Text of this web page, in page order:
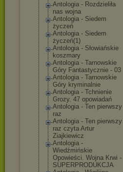
Antologia - Rozdzieliła
nas wojna
Antologia - Siedem
życzeń
Antologia - Siedem
życzeń(1)
Antologia - Słowiańskie
koszmary
Antologia - Tarnowskie
Góry Fantastycznie - 03
Antologia - Tarnowskie
Góry kryminalnie
Antologia - Tchnienie
Grozy. 47 opowiadań
Antologia - Ten pierwszy
raz
Antologia - Ten pierwszy
raz czyta Artur
Ziajkiewicz
Antologia -
Wiedźmińskie
Opowieści. Wojna Krwi -
SUPERPRODUKCJA